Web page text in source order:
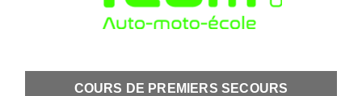
COURS DE PREMIERS SECOURS